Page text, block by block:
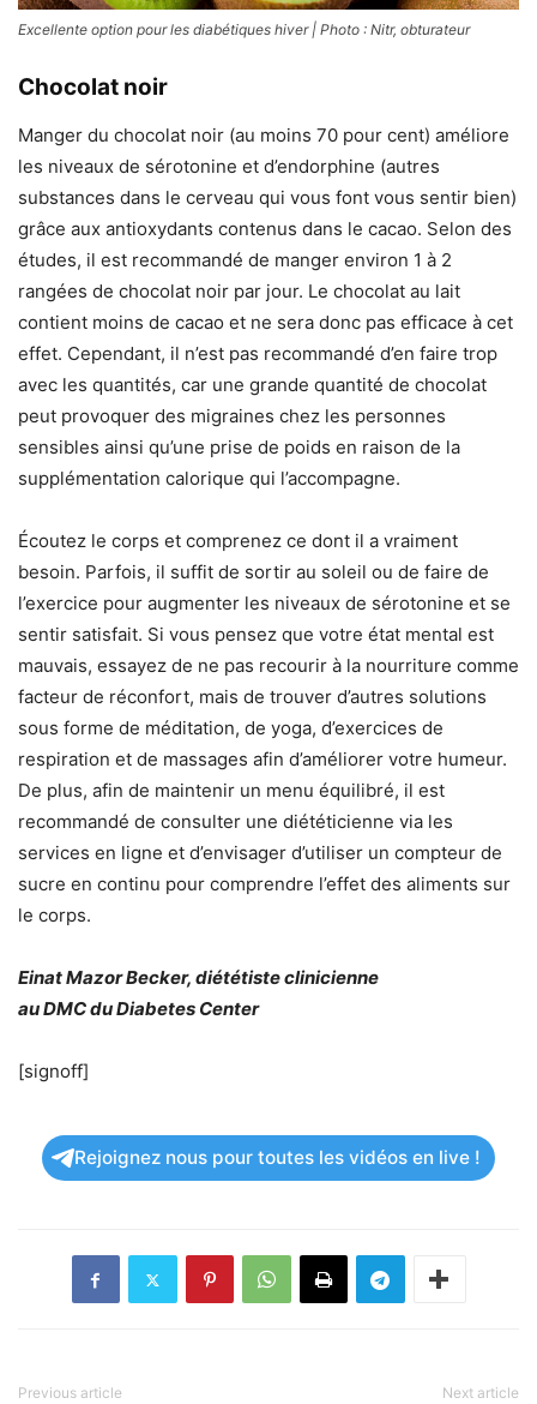
Excellente option pour les diabétiques hiver | Photo : Nitr, obturateur
Chocolat noir
Manger du chocolat noir (au moins 70 pour cent) améliore
les niveaux de sérotonine et d’endorphine (autres
substances dans le cerveau qui vous font vous sentir bien)
grâce aux antioxydants contenus dans le cacao. Selon des
études, il est recommandé de manger environ 1 à 2
rangées de chocolat noir par jour. Le chocolat au lait
contient moins de cacao et ne sera donc pas efficace à cet
effet. Cependant, il n’est pas recommandé d’en faire trop
avec les quantités, car une grande quantité de chocolat
peut provoquer des migraines chez les personnes
sensibles ainsi qu’une prise de poids en raison de la
supplémentation calorique qui l’accompagne.
Écoutez le corps et comprenez ce dont il a vraiment
besoin. Parfois, il suffit de sortir au soleil ou de faire de
l’exercice pour augmenter les niveaux de sérotonine et se
sentir satisfait. Si vous pensez que votre état mental est
mauvais, essayez de ne pas recourir à la nourriture comme
facteur de réconfort, mais de trouver d’autres solutions
sous forme de méditation, de yoga, d’exercices de
respiration et de massages afin d’améliorer votre humeur.
De plus, afin de maintenir un menu équilibré, il est
recommandé de consulter une diététicienne via les
services en ligne et d’envisager d’utiliser un compteur de
sucre en continu pour comprendre l’effet des aliments sur
le corps.
Einat Mazor Becker, diététiste clinicienne
auDMCduDiabetes Center
[signoff]
Rejoignez nous pour toutes les vidéos en live !
Previous article Next article